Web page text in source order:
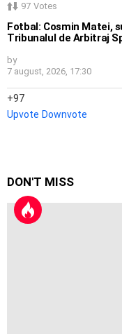
97 Votes
Fotbal: Cosmin Matei,
Tribunalul de Arbitraj
by
7 august, 2026, 17:30
97
Upvote Downvote
DON'T MISS